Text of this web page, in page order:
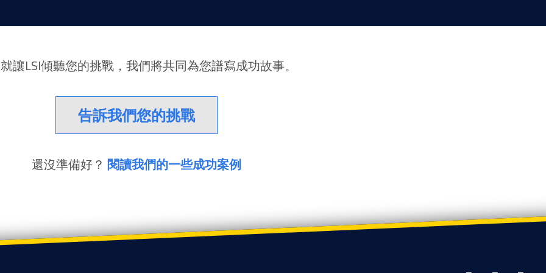
讓LSI傾聽您的挑戰，我們將共同為您譜寫成功故事。
告訴我們您的挑戰
還沒準備好？ 閱讀我們的一些成功案例